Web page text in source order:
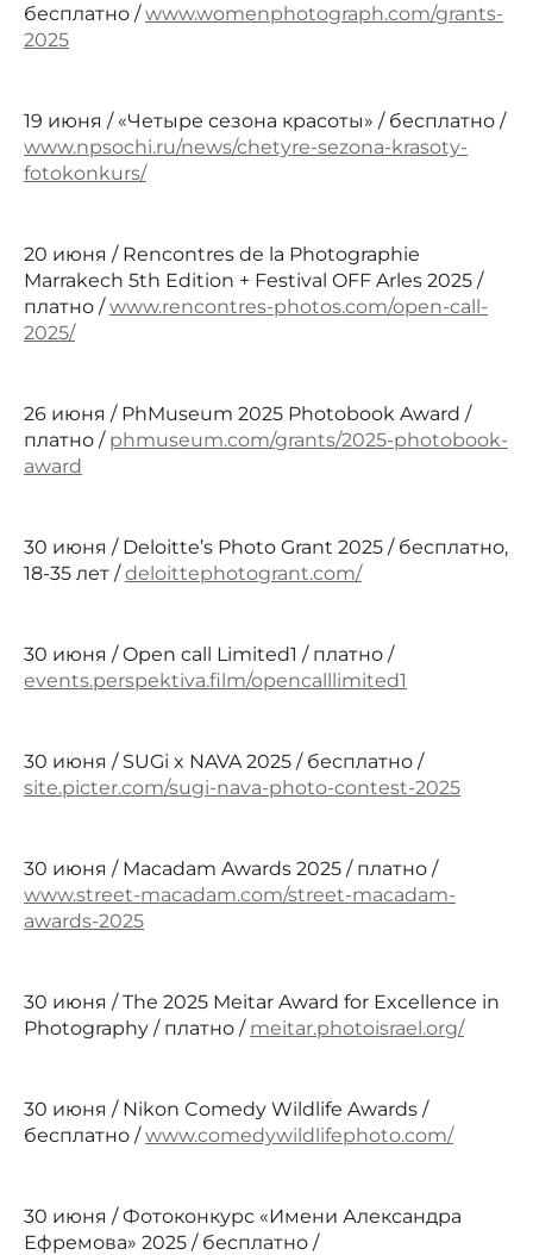
бесплатно /www.womenphotograph.com/grants-
2025
19 июня / «Четыре сезона красоты» / бесплатно /
www.npsochi.ru/news/chetyre-sezona-krasoty-
fotokonkurs/
20 июня / Rencontres de la Photographie
Marrakech 5th Edition + Festival OFF Arles 2025 /
платно /www.rencontres-photos.com/open-call-
2025/
26 июня / PhMuseum 2025 Photobook Award /
платно / phmuseum.com/grants/2025-photobook-
award
30 июня / Deloitte’s Photo Grant 2025 / бесплатно,
18-35 лет /deloittephotogrant.com/
30 июня / Open call Limited1 / платно /
events.perspektiva.film/opencalllimited1
30 июня / SUGi x NAVA 2025 / бесплатно /
site.picter.com/sugi-nava-photo-contest-2025
30 июня / Macadam Awards 2025 / платно /
www.street-macadam.com/street-macadam-
awards-2025
30 июня / The 2025 Meitar Award for Excellence in
Photography / платно / meitar.photoisrael.org/
30 июня / Nikon Comedy Wildlife Awards /
бесплатно /www.comedywildlifephoto.com/
30 июня / Фотоконкурс «Имени Александра
Ефремова» 2025 / бесплатно /